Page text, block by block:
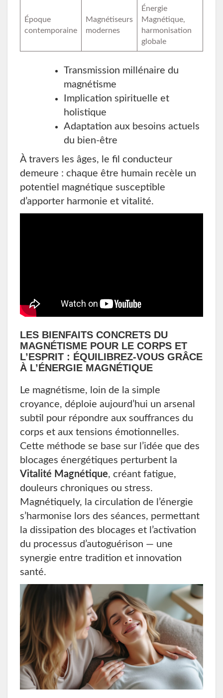
Époque
contemporaine
Magnétiseurs
modernes
Énergie
Magnétique,
harmonisation
globale
Transmission millénaire du
magnétisme
Implication spirituelle et
holistique
Adaptation aux besoins actuels
du bien-être
À travers les âges, le fil conducteur
demeure : chaque être humain recèle un
potentiel magnétique susceptible
d’apporter harmonie et vitalité.
LES BIENFAITS CONCRETS DU
MAGNÉTISME POUR LE CORPS ET
L’ESPRIT : ÉQUILIBREZ-VOUS GRÂCE
À L’ÉNERGIE MAGNÉTIQUE
Le magnétisme, loin de la simple
croyance, déploie aujourd’hui un arsenal
subtil pour répondre aux souffrances du
corps et aux tensions émotionnelles.
Cette méthode se base sur l’idée que des
blocages énergétiques perturbent la
Vitalité Magnétique, créant fatigue,
douleurs chroniques ou stress.
Magnétiquely, la circulation de l’énergie
s’harmonise lors des séances, permettant
la dissipation des blocages et l’activation
du processus d’autoguérison — une
synergie entre tradition et innovation
santé.